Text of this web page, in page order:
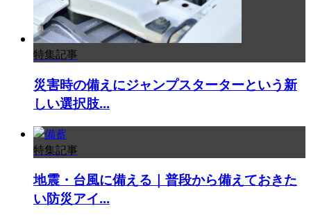
特集記事
災害時の備えにジャンプスターターという新
しい選択肢...
特集記事
地震・台風に備える｜普段から備えておきた
い防災アイ...